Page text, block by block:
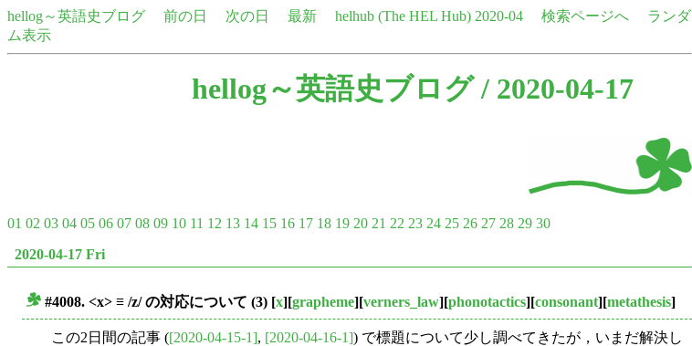
hellog～英語史ブログ 前の日 次の日 最新 helhub (The HEL Hub) 2020-04 検索ページへ
ランダ
ム表示
hellog～英語史ブログ/ 2020-04-17
01 02 03 04 05 06 07 08 09 10 11 12 13 14 15 16 17 18 19 20 21 22 23 24 25 26 27 28 29 30
2020-04-17 Fri
#4008. <x> ≡ /z/ の対応について (3) [x][grapheme][verners_law][phonotactics][consonant][metathesis]
この2日間の記事 ([2020-04-15-1], [2020-04-16-1]) で標題について少し調べてきたが，いまだ解決し